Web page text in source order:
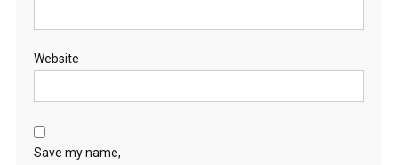
Website
Save my name,